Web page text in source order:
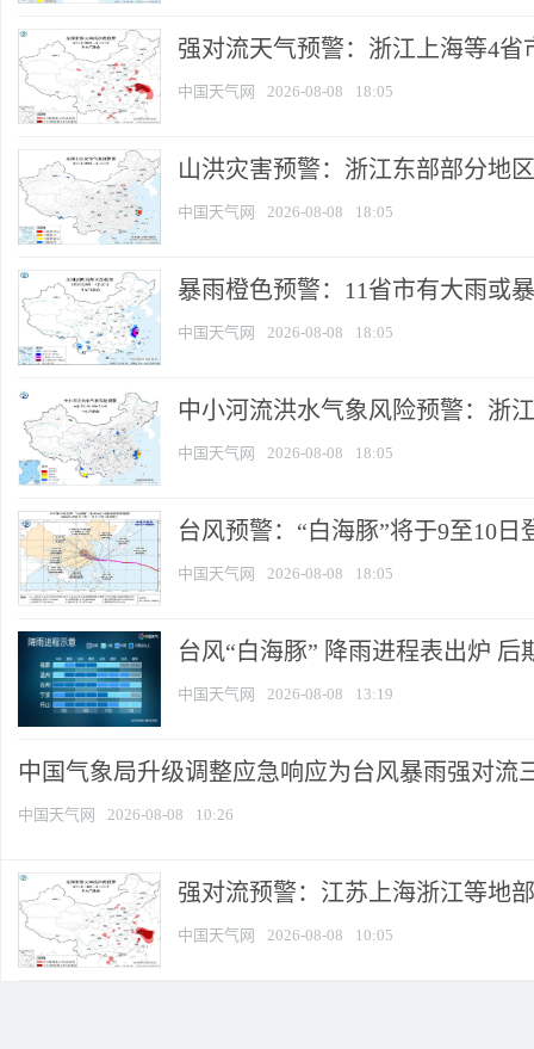
强对流天气预警：浙江上海等4省
中国天气网 2026-08-08 18:05
山洪灾害预警：浙江东部部分地
中国天气网 2026-08-08 18:05
暴雨橙色预警：11省市有大雨或
中国天气网 2026-08-08 18:05
中小河流洪水气象风险预警：浙
中国天气网 2026-08-08 18:05
台风预警：“白海豚”将于9至10日
中国天气网 2026-08-08 18:05
台风“白海豚” 降雨进程表出炉 后
中国天气网 2026-08-08 13:19
中国气象局升级调整应急响应为台风暴雨强对流
中国天气网 2026-08-08 10:26
强对流预警：江苏上海浙江等地
中国天气网 2026-08-08 10:05